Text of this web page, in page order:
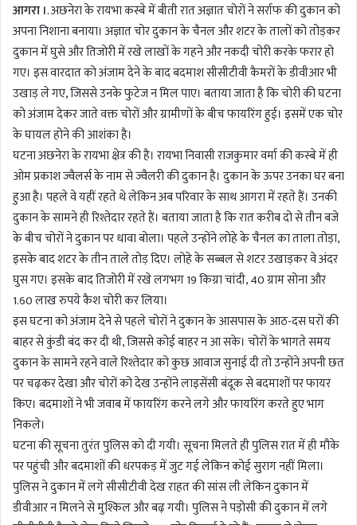
a
n
e
m
a
i
l
आगरा ।. अछनेरा के रायभा कस्बे में बीती रात अज्ञात चोरों ने सर्राफ की दुकान को
अपना निशाना बनाया। अज्ञात चोर दुकान के चैनल और शटर के तालों को तोड़कर
दुकान में घुसे और तिजोरी में रखे लाखों के गहने और नकदी चोरी करके फरार हो
गए। इस वारदात को अंजाम देने के बाद बदमाश सीसीटीवी कैमरों के डीवीआर भी
उखाड़ ले गए, जिससे उनके फुटेज न मिल पाए। बताया जाता है कि चोरी की घटना
को अंजाम देकर जाते वक्त चोरों और ग्रामीणों के बीच फायरिंग हुई। इसमें एक चोर
के घायल होने की आशंका है।
घटना अछनेरा के रायभा क्षेत्र की है। रायभा निवासी राजकुमार वर्मा की कस्बे में ही
ओम प्रकाश ज्वैलर्स के नाम से ज्वैलरी की दुकान है। दुकान के ऊपर उनका घर बना
हुआ है। पहले वे यहीं रहते थे लेकिन अब परिवार के साथ आगरा में रहते हैं। उनकी
दुकान के सामने ही रिश्तेदार रहते हैं। बताया जाता है कि रात करीब दो से तीन बजे
के बीच चोरों ने दुकान पर धावा बोला। पहले उन्होंने लोहे के चैनल का ताला तोड़ा,
इसके बाद शटर के तीन ताले तोड़ दिए। लोहे के सब्बल से शटर उखाड़कर वे अंदर
घुस गए। इसके बाद तिजोरी में रखे लगभग 19 किग्रा चांदी, 40 ग्राम सोना और
1.60 लाख रुपये कैश चोरी कर लिया।
इस घटना को अंजाम देने से पहले चोरों ने दुकान के आसपास के आठ-दस घरों की
बाहर से कुंडी बंद कर दी थी, जिससे कोई बाहर न आ सके। चोरों के भागते समय
दुकान के सामने रहने वाले रिश्तेदार को कुछ आवाज सुनाई दी तो उन्होंने अपनी छत
पर चढ़कर देखा और चोरों को देख उन्होंने लाइसेंसी बंदूक से बदमाशों पर फायर
किए। बदमाशों ने भी जवाब में फायरिंग करने लगे और फायरिंग करते हुए भाग
निकले।
घटना की सूचना तुरंत पुलिस को दी गयी। सूचना मिलते ही पुलिस रात में ही मौके
पर पहुंची और बदमाशों की धरपकड़ में जुट गई लेकिन कोई सुराग नहीं मिला।
पुलिस ने दुकान में लगे सीसीटीवी देख राहत की सांस ली लेकिन दुकान में
डीवीआर न मिलने से मुश्किल और बढ़ गयी। पुलिस ने पड़ोसी की दुकान में लगे